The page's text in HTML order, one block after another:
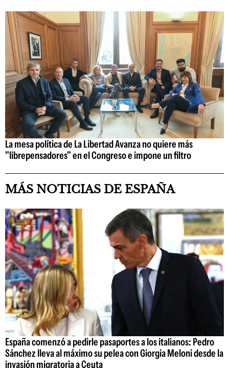
La mesa política de La Libertad Avanza no quiere más
"librepensadores" en el Congreso e impone un filtro
MÁS NOTICIAS DE ESPAÑA
España comenzó a pedirle pasaportes a los italianos: Pedro
Sánchez lleva al máximo su pelea con Giorgia Meloni desde la
invasión migratoria a Ceuta